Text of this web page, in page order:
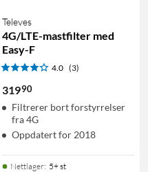
Televes
4G/LTE-mastfilter med
Easy-F
4.0 (3)
31990
Filtrerer bort forstyrrelser
fra 4G
Oppdatert for 2018
Nettlager: 5+ st